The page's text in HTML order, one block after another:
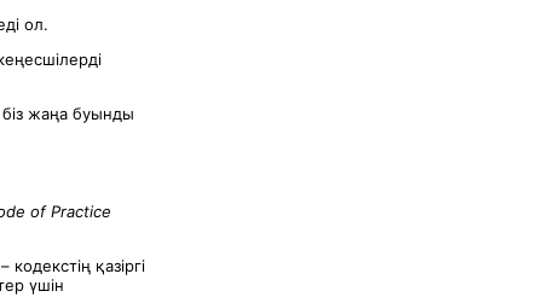
ол.
жаңа буынды
of Practice
қазіргі
үшін